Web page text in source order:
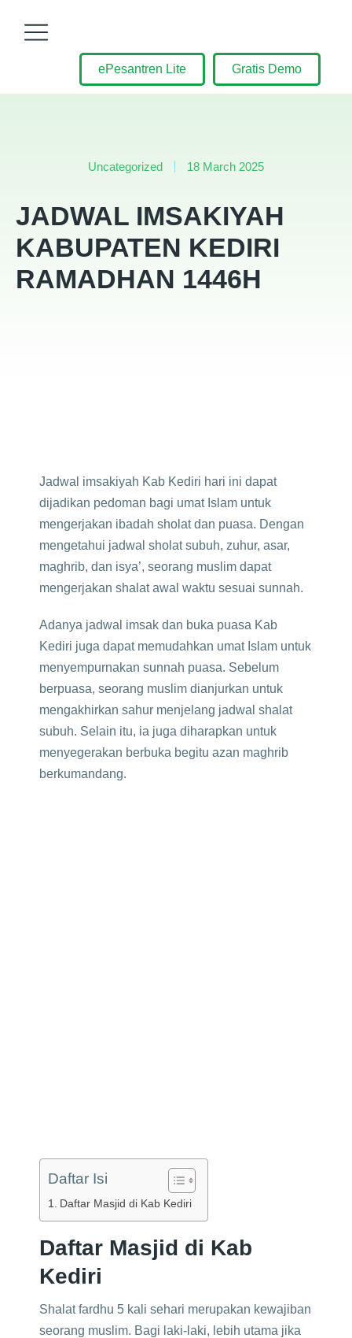
ePesantren Lite Gratis Demo
Uncategorized 18 March 2025
JADWAL IMSAKIYAH
KABUPATEN KEDIRI
RAMADHAN 1446H
Jadwal imsakiyah Kab Kediri hari ini dapat
dijadikan pedoman bagi umat Islam untuk
mengerjakan ibadah sholat dan puasa. Dengan
mengetahui jadwal sholat subuh, zuhur, asar,
maghrib, dan isya’, seorang muslim dapat
mengerjakan shalat awal waktu sesuai sunnah.
Adanya jadwal imsak dan buka puasa Kab
Kediri juga dapat memudahkan umat Islam untuk
menyempurnakan sunnah puasa. Sebelum
berpuasa, seorang muslim dianjurkan untuk
mengakhirkan sahur menjelang jadwal shalat
subuh. Selain itu, ia juga diharapkan untuk
menyegerakan berbuka begitu azan maghrib
berkumandang.
Daftar Isi
Daftar Masjid di Kab Kediri
Daftar Masjid di Kab
Kediri
Shalat fardhu 5 kali sehari merupakan kewajiban
seorang muslim. Bagi laki-laki, lebih utama jika